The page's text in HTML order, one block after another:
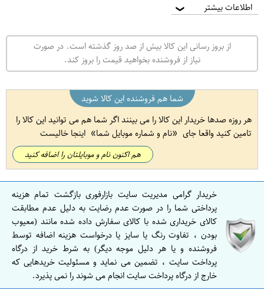
اطلاعات بیشتر ❯
از بروز رسانی این کالا بیش از صد روز گذشته است. در صورت
نیاز از فروشنده بخواهید قیمت را بروز کند.
شما هم فروشنده این کالا شوید
هر روزه صدها خریدار این کالا را می بینند اگر شما هم می توانید این کالا را
تامین کنید واقعا جای
نام و شماره موبایل شما اینجا خالیست
هم اکنون نام و موبایلتان را اضافه کنید
خریدار گرامی مدیریت سایت بازارفوری بازگشت تمام هزینه
پرداختی شما را در صورت عدم رضایت به دلیل عدم مطابقت
کالای خریداری شده با کالای سفارش داده شده مانند (معیوب
بودن ، تفاوت رنگ یا سایز یا درخواست هزینه اضافه توسط
فروشنده و یا هر دلیل موجه دیگر) به شرط خرید از درگاه
پرداخت سایت ، تضمین می نماید و مسئولیت خریدهایی که
خارج از درگاه پرداخت سایت انجام می شوند را نمی پذیرد.